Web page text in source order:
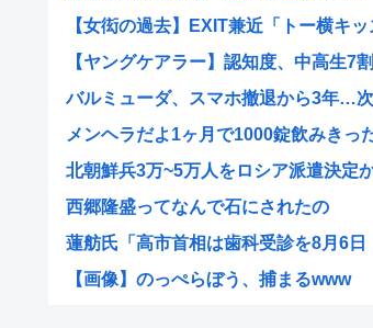
【女衒の過去】EXIT兼近「トー横キ
【ヤングケアラー】認知度、中高生7
バルミューダ、スマホ撤退から3年…
メンヘラだよ1ヶ月で1000錠飲みきっ
北朝鮮兵3万~5万人をロシア派遣決定
西郷隆盛ってなんで石にされたの
蓮舫氏「高市首相は歯科受診を8月6日
【画像】のっぺらぼう、捕まるwww